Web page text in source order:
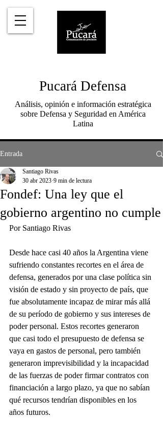
Pucará Defensa
Análisis, opinión e información estratégica
sobre Defensa y Seguridad en América
Latina
Entrada
Fondef: Una ley que el
gobierno argentino no cumple
Santiago Rivas
30 abr 2023 9 min de lectura
Por Santiago Rivas
Desde hace casi 40 años la Argentina viene
sufriendo constantes recortes en el área de
defensa, generados por una clase política sin
visión de estado y sin proyecto de país, que
fue absolutamente incapaz de mirar más allá
de su período de gobierno y sus intereses de
poder personal. Estos recortes generaron
que casi todo el presupuesto de defensa se
vaya en gastos de personal, pero también
generaron imprevisibilidad y la incapacidad
de las fuerzas de poder firmar contratos con
financiación a largo plazo, ya que no sabían
qué recursos tendrían disponibles en los
años futuros.